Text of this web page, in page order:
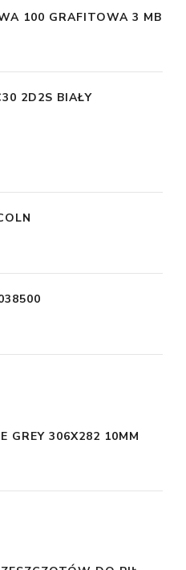
100 GRAFITOWA 3 MB
2D2S BIAŁY
GREY 306X282 10MM